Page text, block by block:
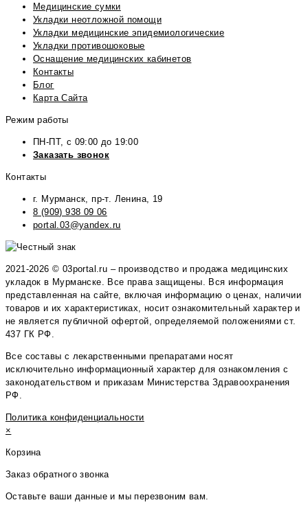
Медицинские сумки
Укладки неотложной помощи
Укладки медицинские эпидемиологические
Укладки противошоковые
Оснащение медицинских кабинетов
Контакты
Блог
Карта Сайта
Режим работы
ПН-ПТ, с 09:00 до 19:00
Заказать звонок
Контакты
г. Мурманск, пр-т. Ленина, 19
8 (909) 938 09 06
portal.03@yandex.ru
2021-2026 © 03portal.ru – производство и продажа медицинских
укладок в Мурманске. Все права защищены. Вся информация
представленная на сайте, включая информацию о ценах, наличии
товаров и их характеристиках, носит ознакомительный характер и
не является публичной офертой, определяемой положениями ст.
437 ГК РФ.
Все составы с лекарственными препаратами носят
исключительно информационный характер для ознакомления с
законодательством и приказам Министерства Здравоохранения
РФ.
Политика конфиденциальности
×
Корзина
Заказ обратного звонка
Оставьте ваши данные и мы перезвоним вам.